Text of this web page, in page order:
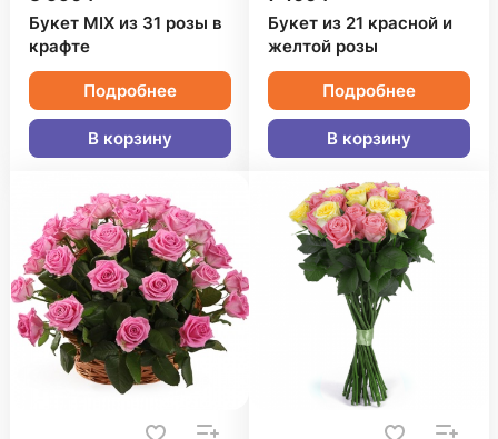
Букет MIX из 31 розы в
крафте
Подробнее
В корзину
Букет из 21 красной и
желтой розы
Подробнее
В корзину